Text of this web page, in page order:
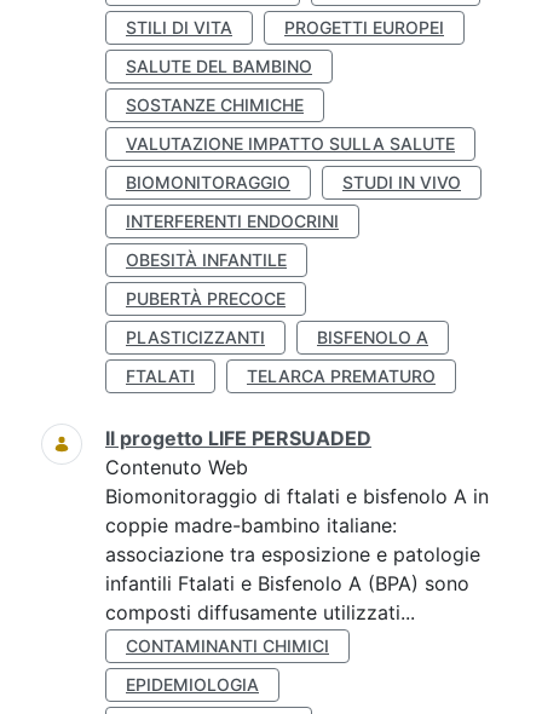
STILI DI VITA
PROGETTI EUROPEI
SALUTE DEL BAMBINO
SOSTANZE CHIMICHE
VALUTAZIONE IMPATTO SULLA SALUTE
BIOMONITORAGGIO
STUDI IN VIVO
INTERFERENTI ENDOCRINI
OBESITÀ INFANTILE
PUBERTÀ PRECOCE
PLASTICIZZANTI
BISFENOLO A
FTALATI
TELARCA PREMATURO
Il progetto LIFE PERSUADED
Contenuto Web
Biomonitoraggio di ftalati e bisfenolo A in
coppie madre-bambino italiane:
associazione tra esposizione e patologie
infantili Ftalati e Bisfenolo A (BPA) sono
composti diffusamente utilizzati...
CONTAMINANTI CHIMICI
EPIDEMIOLOGIA